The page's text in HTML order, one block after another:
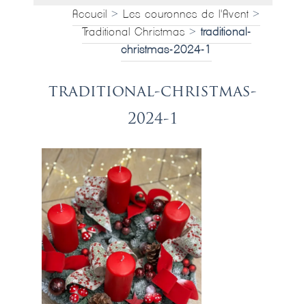
Accueil > Les couronnes de l'Avent >
Traditional Christmas > traditional-
christmas-2024-1
traditional-christmas-
2024-1